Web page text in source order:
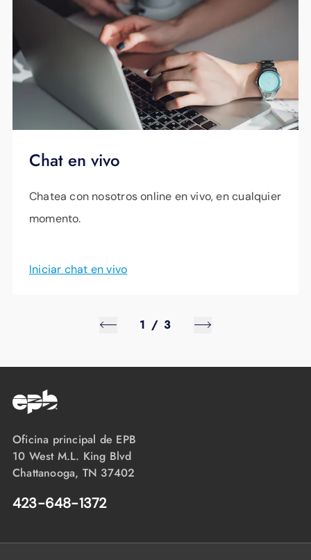
Chat en vivo
Chatea con nosotros online en vivo, en cualquier
momento.
Iniciar chat en vivo
1 / 3
Oficina principal de EPB
10 West M.L. King Blvd
Chattanooga, TN 37402
423-648-1372